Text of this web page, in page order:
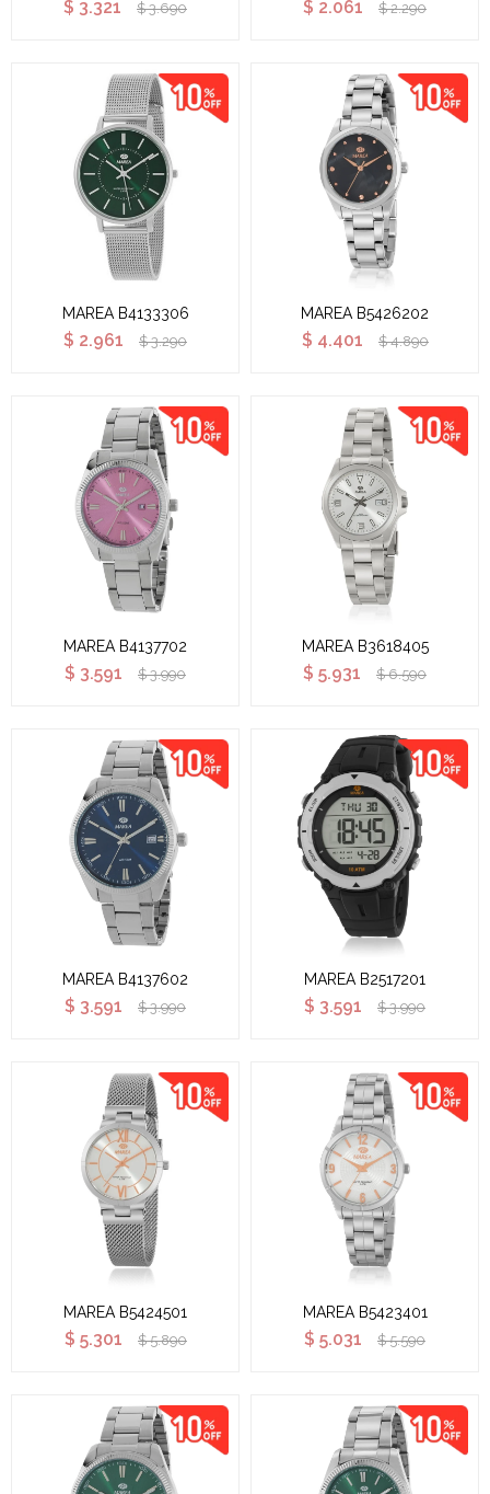
$ 3.321 $ 3.690 $ 2.061 $ 2.290
MAREA B4133306
$ 2.961 $ 3.290
MAREA B5426202
$ 4.401 $ 4.890
MAREA B4137702
$ 3.591 $ 3.990
MAREA B3618405
$ 5.931 $ 6.590
MAREA B4137602
$ 3.591 $ 3.990
MAREA B2517201
$ 3.591 $ 3.990
MAREA B5424501
$ 5.301 $ 5.890
MAREA B5423401
$ 5.031 $ 5.590